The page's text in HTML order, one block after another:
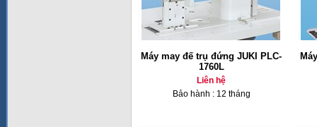
Máy may đế trụ đứng JUKI PLC-
1760L
Liên hệ
Bảo hành : 12 tháng